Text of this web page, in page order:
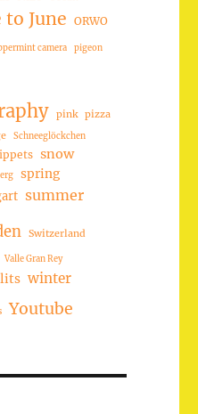
to June ORWO
camera pigeon
pink pizza
Schneeglöckchen
snow
spring
summer
Switzerland
Valle Gran Rey
winter
Youtube